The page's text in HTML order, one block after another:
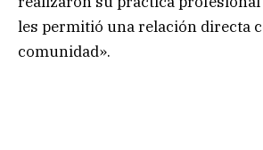
les permitió una relación directa
comunidad».